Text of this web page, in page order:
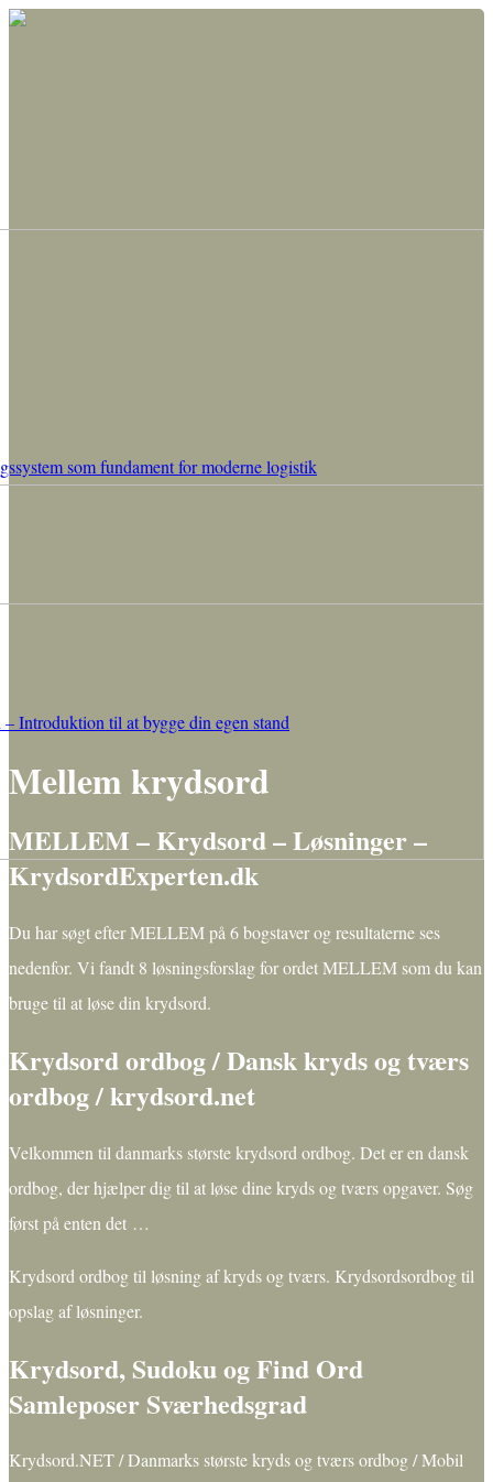
som fundament for moderne logistik
– Introduktion til at bygge din egen stand
Mellem krydsord
MELLEM – Krydsord – Løsninger –
KrydsordExperten.dk
Du har søgt efter MELLEM på 6 bogstaver og resultaterne ses
nedenfor. Vi fandt 8 løsningsforslag for ordet MELLEM som du kan
bruge til at løse din krydsord.
Krydsord ordbog / Dansk kryds og tværs
ordbog / krydsord.net
Velkommen til danmarks største krydsord ordbog. Det er en dansk
ordbog, der hjælper dig til at løse dine kryds og tværs opgaver. Søg
først på enten det …
Krydsord ordbog til løsning af kryds og tværs. Krydsordsordbog til
opslag af løsninger.
Krydsord, Sudoku og Find Ord
Samleposer Sværhedsgrad
Krydsord.NET / Danmarks største kryds og tværs ordbog / Mobil